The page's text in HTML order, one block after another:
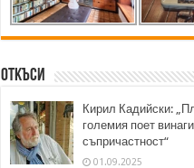
Откъси
Кирил Кадийски:
големия поет
съпричастност“
01.09.2025